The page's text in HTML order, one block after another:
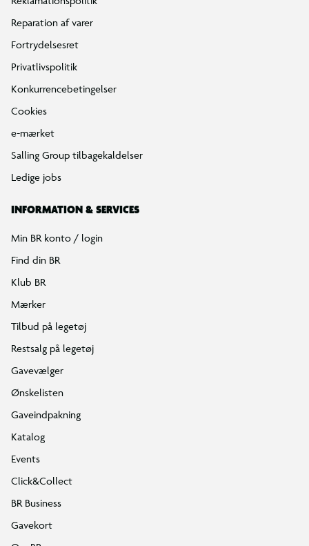
Reparation af varer
Fortrydelsesret
Privatlivspolitik
Konkurrencebetingelser
Cookies
e-mærket
Salling Group tilbagekaldelser
Ledige jobs
INFORMATION & SERVICES
Min BR konto / login
Find din BR
Klub BR
Mærker
Tilbud på legetøj
Restsalg på legetøj
Gavevælger
Ønskelisten
Gaveindpakning
Katalog
Events
Click&Collect
BR Business
Gavekort